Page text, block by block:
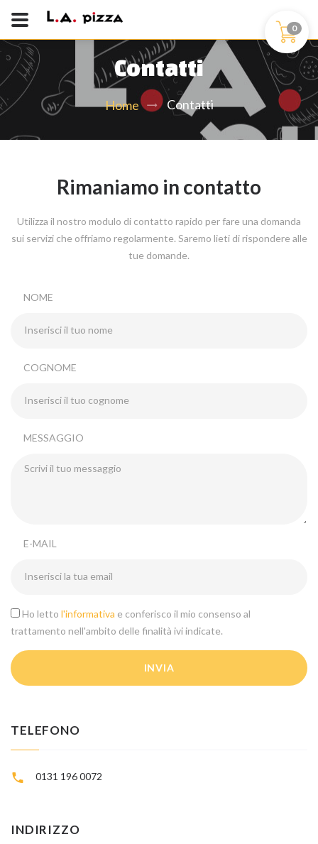
Contatti
Home Contatti
Rimaniamo in contatto
Utilizza il nostro modulo di contatto rapido per fare una domanda
sui servizi che offriamo regolarmente. Saremo lieti di rispondere alle
tue domande.
NOME
COGNOME
MESSAGGIO
E-MAIL
Ho letto l'informativa e conferisco il mio consenso al
trattamento nell'ambito delle finalità ivi indicate.
INVIA
TELEFONO
0131 196 0072
INDIRIZZO
0